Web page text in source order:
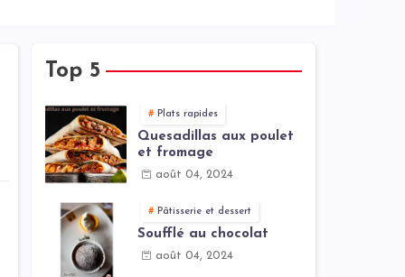
Top 5
Plats rapides
Quesadillas aux poulet
et fromage
août 04, 2024
Pâtisserie et dessert
Soufflé au chocolat
août 04, 2024